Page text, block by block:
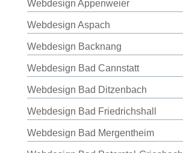
Webdesign Appenweier
Webdesign Aspach
Webdesign Backnang
Webdesign Bad Cannstatt
Webdesign Bad Ditzenbach
Webdesign Bad Friedrichshall
Webdesign Bad Mergentheim